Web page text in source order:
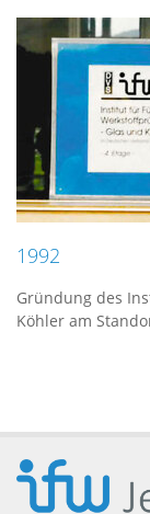
1992
Gründung des
Köhler am